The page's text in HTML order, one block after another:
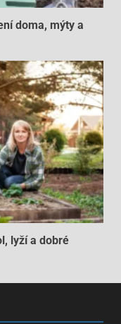
doma, mýty a
lyží a dobré